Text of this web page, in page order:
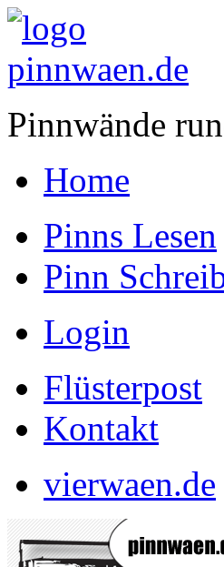
Pinnwände
Home
Pinns Lesen
Pinn
Login
Flüsterpost
Kontakt
vierwaen.de